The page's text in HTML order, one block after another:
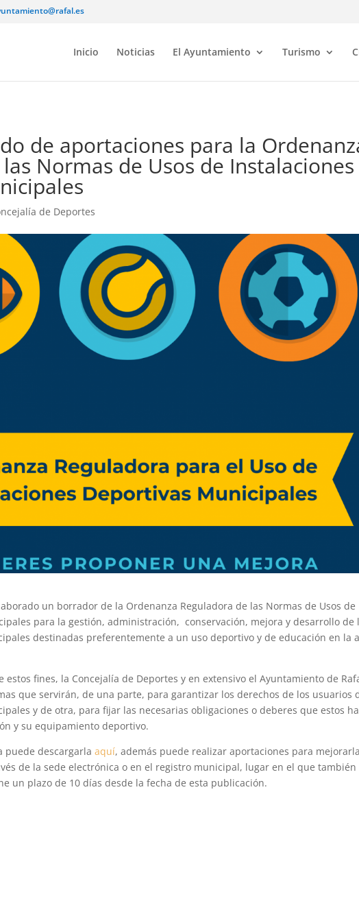
Inicio Noticias El Ayuntamiento Turismo
de aportaciones para la
Normas de Usos de Instalaciones
de Deportes
un borrador de la Ordenanza Reguladora de las Normas de Usos de
para la gestión, administración, conservación, mejora y desarrollo de
destinadas preferentemente a un uso deportivo y de educación en la
fines, la Concejalía de Deportes y en extensivo el Ayuntamiento de
que servirán, de una parte, para garantizar los derechos de los usuarios
y de otra, para fijar las necesarias obligaciones o deberes que estos
y su equipamiento deportivo.
puede descargarlaaquí, además puede realizar aportaciones para mejorarla
de la sede electrónica o en el registro municipal, lugar en el que también
un plazo de 10 días desde la fecha de esta publicación.